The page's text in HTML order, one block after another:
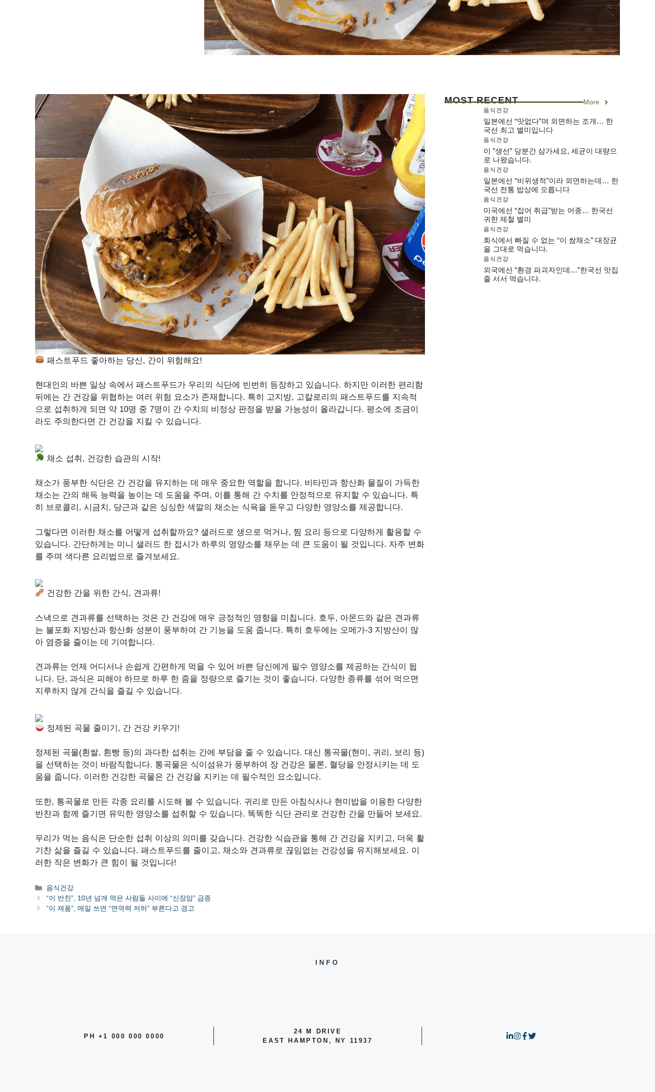
패스트푸드 좋아하는 당신, 간이 위험해요!
현대인의 바쁜 일상 속에서 패스트푸드가 우리의 식단에 빈번히 등장하고 있습니다. 하지만 이러한 편리함
뒤에는 간 건강을 위협하는 여러 위험 요소가 존재합니다. 특히 고지방, 고칼로리의 패스트푸드를 지속적
으로 섭취하게 되면 약 10명 중 7명이 간 수치의 비정상 판정을 받을 가능성이 올라갑니다. 평소에 조금이
라도 주의한다면 간 건강을 지킬 수 있습니다.
채소 섭취, 건강한 습관의 시작!
채소가 풍부한 식단은 간 건강을 유지하는 데 매우 중요한 역할을 합니다. 비타민과 항산화 물질이 가득한
채소는 간의 해독 능력을 높이는 데 도움을 주며, 이를 통해 간 수치를 안정적으로 유지할 수 있습니다. 특
히 브로콜리, 시금치, 당근과 같은 싱싱한 색깔의 채소는 식욕을 돋우고 다양한 영양소를 제공합니다.
그렇다면 이러한 채소를 어떻게 섭취할까요? 샐러드로 생으로 먹거나, 찜 요리 등으로 다양하게 활용할 수
있습니다. 간단하게는 미니 샐러드 한 접시가 하루의 영양소를 채우는 데 큰 도움이 될 것입니다. 자주 변화
를 주며 색다른 요리법으로 즐겨보세요.
건강한 간을 위한 간식, 견과류!
스낵으로 견과류를 선택하는 것은 간 건강에 매우 긍정적인 영향을 미칩니다. 호두, 아몬드와 같은 견과류
는 불포화 지방산과 항산화 성분이 풍부하여 간 기능을 도움 줍니다. 특히 호두에는 오메가-3 지방산이 많
아 염증을 줄이는 데 기여합니다.
견과류는 언제 어디서나 손쉽게 간편하게 먹을 수 있어 바쁜 당신에게 필수 영양소를 제공하는 간식이 됩
니다. 단, 과식은 피해야 하므로 하루 한 줌을 정량으로 즐기는 것이 좋습니다. 다양한 종류를 섞어 먹으면
지루하지 않게 간식을 즐길 수 있습니다.
정제된 곡물 줄이기, 간 건강 키우기!
정제된 곡물(흰쌀, 흰빵 등)의 과다한 섭취는 간에 부담을 줄 수 있습니다. 대신 통곡물(현미, 귀리, 보리 등)
을 선택하는 것이 바람직합니다. 통곡물은 식이섬유가 풍부하여 장 건강은 물론, 혈당을 안정시키는 데 도
움을 줍니다. 이러한 건강한 곡물은 간 건강을 지키는 데 필수적인 요소입니다.
또한, 통곡물로 만든 각종 요리를 시도해 볼 수 있습니다. 귀리로 만든 아침식사나 현미밥을 이용한 다양한
반찬과 함께 즐기면 유익한 영양소를 섭취할 수 있습니다. 똑똑한 식단 관리로 건강한 간을 만들어 보세요.
우리가 먹는 음식은 단순한 섭취 이상의 의미를 갖습니다. 건강한 식습관을 통해 간 건강을 지키고, 더욱 활
기찬 삶을 즐길 수 있습니다. 패스트푸드를 줄이고, 채소와 견과류로 끊임없는 건강성을 유지해보세요. 이
러한 작은 변화가 큰 힘이 될 것입니다!
카
테
고
음식건강
“이 반찬”, 10년 넘게 먹은 사람들 사이에 “신장암” 급증
“이 제품”, 매일 쓰면 “면역력 저하” 부른다고 경고
MOST RECENT More
음식건강
일본에선 “맛없다”며 외면하는 조개… 한
국선 최고 별미입니다
음식건강
이 ”생선” 당분간 삼가세요, 세균이 대량으
로 나왔습니다.
음식건강
일본에선 “비위생적”이라 외면하는데… 한
국선 전통 밥상에 오릅니다
음식건강
미국에선 “잡어 취급”받는 어종… 한국선
귀한 제철 별미
음식건강
회식에서 빠질 수 없는 “이 쌈채소” 대장균
을 그대로 먹습니다.
음식건강
외국에선 “환경 파괴자인데…”한국선 맛집
줄 서서 먹습니다.
INFO
PH +1 000 000 0000
24 M DRIVE
EAST HAMPTON, NY 11937